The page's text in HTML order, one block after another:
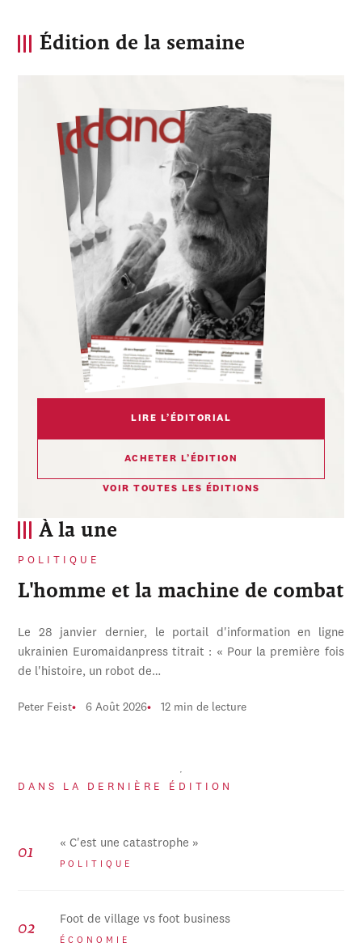
À la une
POLITIQUE
L'homme et la machine de combat
Le 28 janvier dernier, le portail d'information en ligne
ukrainien Euromaidanpress titrait : « Pour la première fois
de l'histoire, un robot de…
Peter Feist 6 Août 2026 12 min de lecture
DANS LA DERNIÈRE ÉDITION
« C'est une catastrophe »
POLITIQUE
Foot de village vs foot business
ÉCONOMIE
Édition de la semaine
LIRE L’ÉDITORIAL
ACHETER L’ÉDITION
VOIR TOUTES LES ÉDITIONS